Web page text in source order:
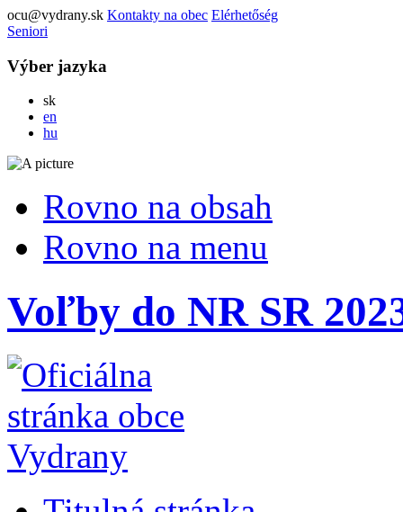
ocu@vydrany.sk Kontakty na obec Elérhetőség
Seniori
Výber jazyka
skSlovensky
en
hu
Rovno na obsah
Rovno na menu
Voľby do NR SR